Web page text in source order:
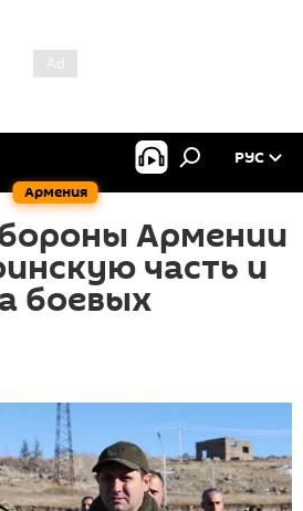
Армения
РУС
Армении
часть и
боевых